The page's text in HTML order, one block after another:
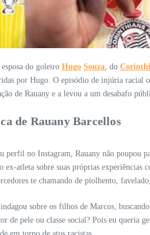
esposa do goleiro Hugo Souza, do
por Hugo. O episódio de injúria racial
de Rauany e a levou a um desabafo
de Rauany Barcellos
perfil no Instagram, Rauany não poupou
ex-atleta sobre suas próprias
te chamando de piolhento,
sobre os filhos de Marcos,
de pele ou classe social? Pois eu queria